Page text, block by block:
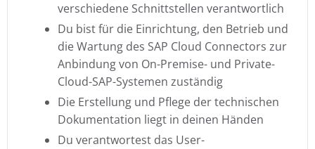
verschiedene Schnittstellen verantwortlich
Du bist für die Einrichtung, den Betrieb und
die Wartung des SAP Cloud Connectors zur
Anbindung von On-Premise- und Private-
Cloud-SAP-Systemen zuständig
Die Erstellung und Pflege der technischen
Dokumentation liegt in deinen Händen
Du verantwortest das User-